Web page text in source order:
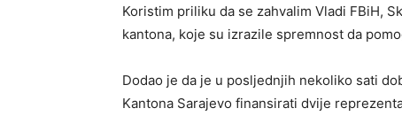
Koristim priliku da se zahvalim Vladi FBiH,
kantona, koje su izrazile spremnost da
Dodao je da je u posljednjih nekoliko sati
Kantona Sarajevo finansirati dvije